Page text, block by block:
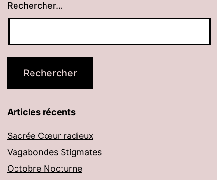
Rechercher…
Articles récents
Sacrée Cœur radieux
Vagabondes Stigmates
Octobre Nocturne